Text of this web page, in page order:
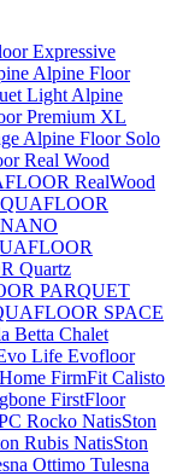
Expressive
Alpine Floor
Light Alpine
Premium XL
Alpine Floor Solo
Real Wood
RealWood
Quartz
PARQUET
SPACE
Betta Chalet
Life Evofloor
FirmFit Calisto
FirstFloor
Rocko NatisSton
Rubis NatisSton
Ottimo Tulesna